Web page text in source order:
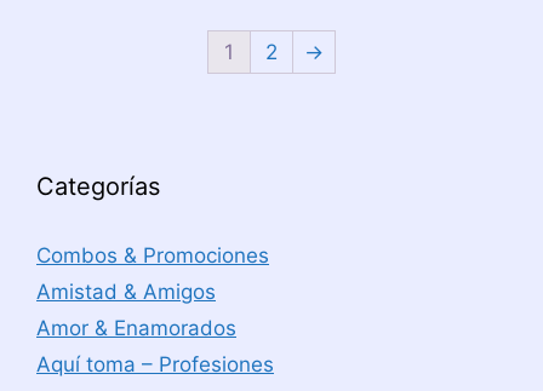
1 2 →
Categorías
Combos & Promociones
Amistad & Amigos
Amor & Enamorados
Aquí toma – Profesiones